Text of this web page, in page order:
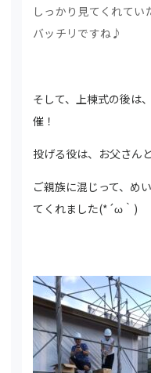
しっかり見てくれてい
バッチリですね♪
そして、上棟式の後は
催！
投げる役は、お父さん
ご親族に混じって、め
てくれました(*´ω｀)